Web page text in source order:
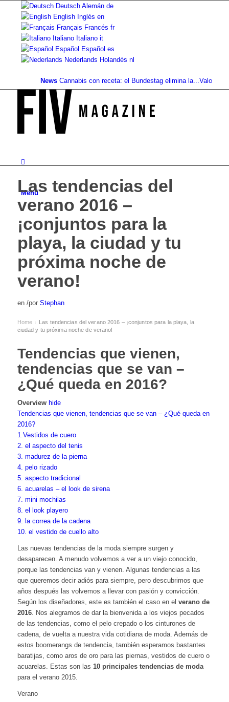
Deutsch Alemán de
English Inglés en
Français Francés fr
Italiano Italiano it
Español Español es
Nederlands Holandés nl
News Cannabis con receta: el Bundestag elimina la...Valor del
Menú
Las tendencias del
verano 2016 –
¡conjuntos para la
playa, la ciudad y tu
próxima noche de
verano!
en /por Stephan
Home › Las tendencias del verano 2016 – ¡conjuntos para la playa, la
ciudad y tu próxima noche de verano!
Tendencias que vienen,
tendencias que se van –
¿Qué queda en 2016?
Overview hide
Tendencias que vienen, tendencias que se van – ¿Qué queda en
2016?
1.Vestidos de cuero
2. el aspecto del tenis
3. madurez de la pierna
4. pelo rizado
5. aspecto tradicional
6. acuarelas – el look de sirena
7. mini mochilas
8. el look playero
9. la correa de la cadena
10. el vestido de cuello alto
Las nuevas tendencias de la moda siempre surgen y
desaparecen. A menudo volvemos a ver a un viejo conocido,
porque las tendencias van y vienen. Algunas tendencias a las
que queremos decir adiós para siempre, pero descubrimos que
años después las volvemos a llevar con pasión y convicción.
Según los diseñadores, este es también el caso en el verano de
2016. Nos alegramos de dar la bienvenida a los viejos pecados
de las tendencias, como el pelo crepado o los cinturones de
cadena, de vuelta a nuestra vida cotidiana de moda. Además de
estos boomerangs de tendencia, también esperamos bastantes
baratijas, como aros de oro para las piernas, vestidos de cuero o
acuarelas. Estas son las 10 principales tendencias de moda
para el verano 2015.
Verano